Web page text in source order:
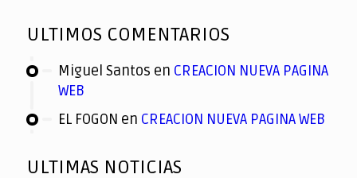
ULTIMOS COMENTARIOS
Miguel Santos en CREACION NUEVA PAGINA
WEB
EL FOGON en CREACION NUEVA PAGINA WEB
ULTIMAS NOTICIAS